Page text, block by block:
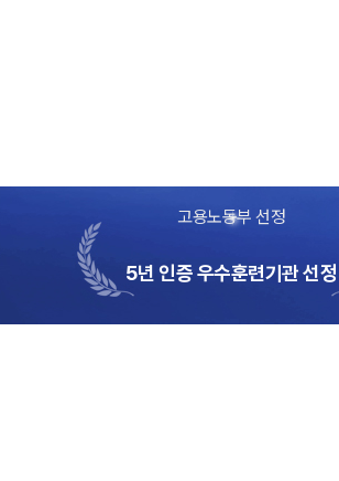
고용노동부 선정
5년 인증 우수훈련기관 선정